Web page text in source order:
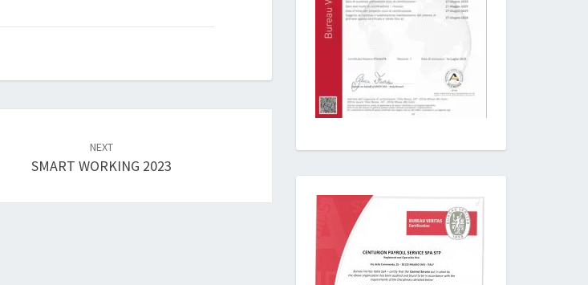
NEXT
SMART WORKING 2023